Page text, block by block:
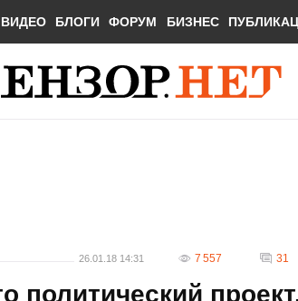
ВИДЕО БЛОГИ ФОРУМ БИЗНЕС
26.01.18 14:31 7 557 31
политический